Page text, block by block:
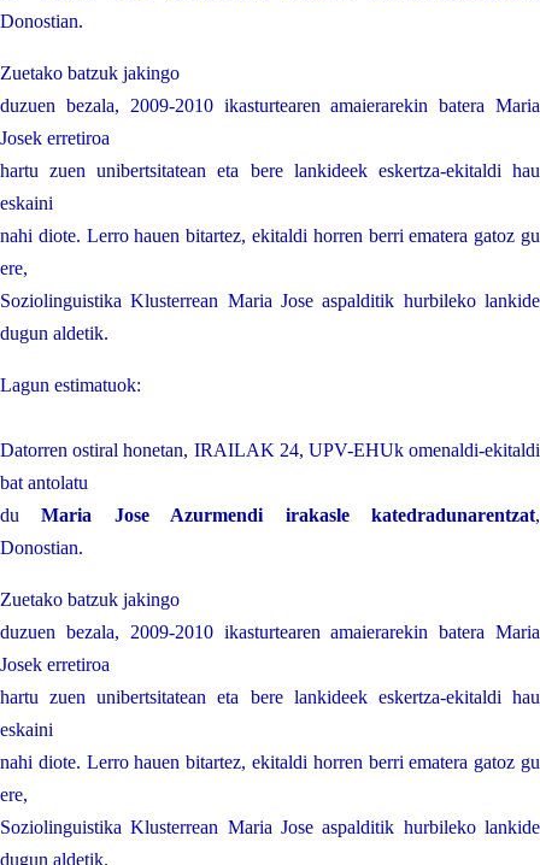
Donostian.
Zuetako batzuk jakingo
duzuen bezala, 2009-2010 ikasturtearen amaierarekin batera Maria
Josek erretiroa
hartu zuen unibertsitatean eta bere lankideek eskertza-ekitaldi hau
eskaini
nahi diote. Lerro hauen bitartez, ekitaldi horren berri ematera gatoz gu
ere,
Soziolinguistika Klusterrean Maria Jose aspalditik hurbileko lankide
dugun aldetik.
Lagun estimatuok:
Datorren ostiral honetan, IRAILAK 24, UPV-EHUk omenaldi-ekitaldi
bat antolatu
duMaria Jose Azurmendi irakasle katedradunarentzat,
Donostian.
Zuetako batzuk jakingo
duzuen bezala, 2009-2010 ikasturtearen amaierarekin batera Maria
Josek erretiroa
hartu zuen unibertsitatean eta bere lankideek eskertza-ekitaldi hau
eskaini
nahi diote. Lerro hauen bitartez, ekitaldi horren berri ematera gatoz gu
ere,
Soziolinguistika Klusterrean Maria Jose aspalditik hurbileko lankide
dugun aldetik.